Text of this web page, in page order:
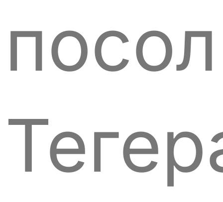
посол